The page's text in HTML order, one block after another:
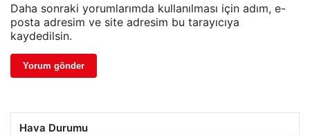
Daha sonraki yorumlarımda kullanılması için adım, e-
posta adresim ve site adresim bu tarayıcıya
kaydedilsin.
Hava Durumu